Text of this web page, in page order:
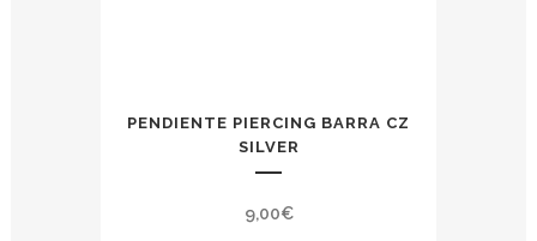
PENDIENTE PIERCING BARRA CZ
SILVER
9,00€